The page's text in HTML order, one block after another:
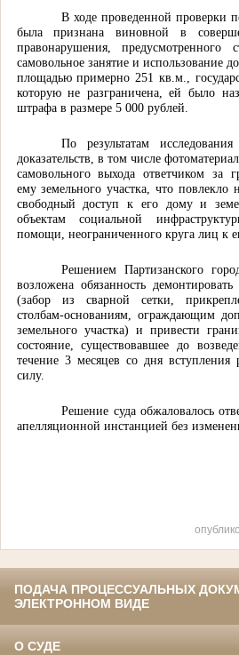
В ходе проведенной проверки
была признана виновной в
правонарушения,
самовольное занятие и использование
площадью примерно 251 кв.м.,
которую не разграничена, ей было
штрафа в размере 5 000 рублей.
По результатам
доказательств, в том числе
самовольного выхода ответчиком за
ему земельного участка, что повлекло
свободный доступ к его дому и
объектам социальной
помощи, неограниченного круга лиц к
Решением Партизанского
возложена обязанность
(забор из сварной сетки,
столбам-основаниям, ограждающим
земельного участка) и привести
состояние, существовавшее до
течение 3 месяцев со дня
силу.
Решение суда обжаловалось
апелляционной инстанцией без
ПОДАЧА ПРОЦЕССУАЛЬНЫХ
ЭЛЕКТРОННОМ ВИДЕ
О СУДЕ